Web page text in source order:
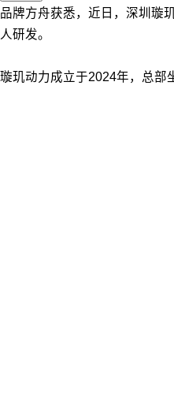
品牌方舟获悉，近日，深圳璇
人研发。
璇玑动力成立于2024年，总部